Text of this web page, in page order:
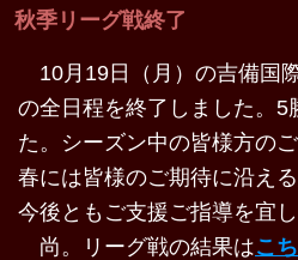
秋季リーグ戦終了
10月19日（月）の吉備国
の全日程を終了しました。
た。シーズン中の皆様方の
春には皆様のご期待に沿え
今後ともご支援ご指導を宜
尚。リーグ戦の結果はこ